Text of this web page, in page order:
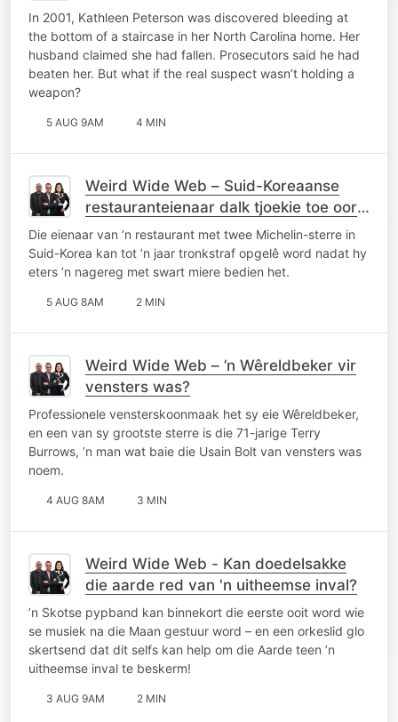
Peterson
In 2001, Kathleen Peterson was discovered bleeding at
the bottom of a staircase in her North Carolina home. Her
husband claimed she had fallen. Prosecutors said he had
beaten her. But what if the real suspect wasn’t holding a
weapon?
5 AUG 9AM 4 MIN
Weird Wide Web – Suid-Koreaanse
restauranteienaar dalk tjoekie toe oor
mier-nagereg
Die eienaar van ’n restaurant met twee Michelin-sterre in
Suid-Korea kan tot ’n jaar tronkstraf opgelê word nadat hy
eters ’n nagereg met swart miere bedien het.
5 AUG 8AM 2 MIN
Weird Wide Web – ’n Wêreldbeker vir
vensters was?
Professionele vensterskoonmaak het sy eie Wêreldbeker,
en een van sy grootste sterre is die 71-jarige Terry
Burrows, ’n man wat baie die Usain Bolt van vensters was
noem.
4 AUG 8AM 3 MIN
Weird Wide Web - Kan doedelsakke
die aarde red van 'n uitheemse inval?
’n Skotse pypband kan binnekort die eerste ooit word wie
se musiek na die Maan gestuur word – en een orkeslid glo
skertsend dat dit selfs kan help om die Aarde teen ’n
uitheemse inval te beskerm!
3 AUG 9AM 2 MIN